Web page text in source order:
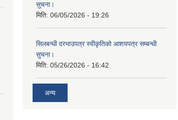
सुचना।
मिति: 06/05/2026 - 19:26
सिलबन्धी दरभाउपत्र स्वीकृतिको आशयपत्र सम्बन्धी
सुचना।
मिति: 05/26/2026 - 16:42
अन्य